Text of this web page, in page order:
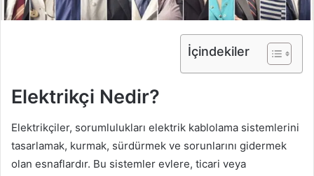
İçindekiler
Elektrikçi Nedir?
Elektrikçiler, sorumlulukları elektrik kablolama sistemlerini
tasarlamak, kurmak, sürdürmek ve sorunlarını gidermek
olan esnaflardır. Bu sistemler evlere, ticari veya